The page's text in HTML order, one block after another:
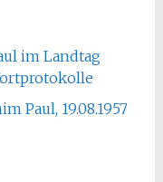
im Landtag
Paul, 19.08.1957